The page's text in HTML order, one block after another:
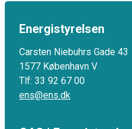
Energistyrelsen
Carsten Niebuhrs Gade 43
1577 København V
Tlf: 33 92 67 00
ens@ens.dk